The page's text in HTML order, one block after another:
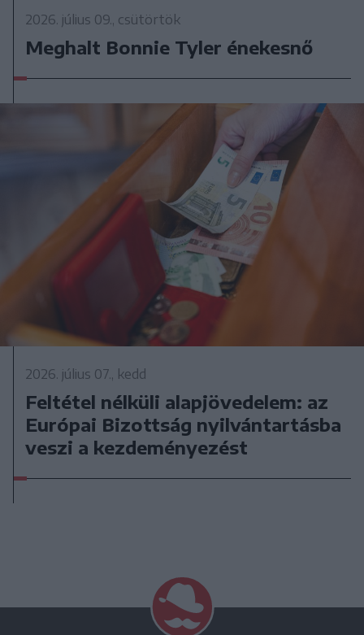
2026. július 09., csütörtök
Meghalt Bonnie Tyler énekesnő
2026. július 07., kedd
Feltétel nélküli alapjövedelem: az
Európai Bizottság nyilvántartásba
veszi a kezdeményezést